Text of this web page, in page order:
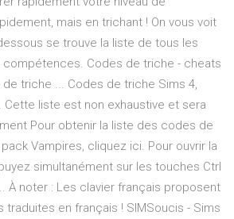
mais en trichant ! On vous voit
se trouve la liste de tous les
Codes de triche - cheats
triche ... Codes de triche Sims 4,
liste est non exhaustive et sera
Pour obtenir la liste des codes de
Vampires, cliquez ici. Pour ouvrir la
simultanément sur les touches Ctrl
À noter : Les clavier français proposent
en français ! SIMSoucis - Sims